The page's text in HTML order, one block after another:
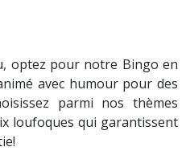
optez pour notre Bingo en
avec humour pour des
parmi nos thèmes
loufoques qui garantissent